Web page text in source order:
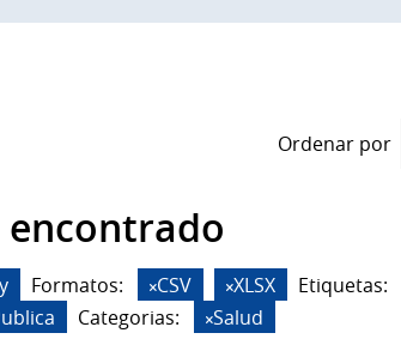
Ordenar por
Formatos: CSV XLSX Etiquetas:
Categorias: Salud